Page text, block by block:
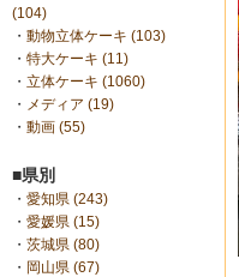
(104)
・ 動物立体ケーキ (103)
・ 特大ケーキ (11)
・ 立体ケーキ (1060)
・ メディア (19)
・ 動画 (55)
■県別
・ 愛知県 (243)
・ 愛媛県 (15)
・ 茨城県 (80)
・ 岡山県 (67)